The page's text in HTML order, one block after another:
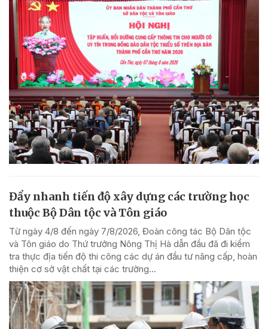
Đẩy nhanh tiến độ xây dựng các trường học
thuộc Bộ Dân tộc và Tôn giáo
Từ ngày 4/8 đến ngày 7/8/2026, Đoàn công tác Bộ Dân tộc
và Tôn giáo do Thứ trưởng Nông Thị Hà dẫn đầu đã đi kiểm
tra thực địa tiến độ thi công các dự án đầu tư nâng cấp, hoàn
thiện cơ sở vật chất tại các trường...